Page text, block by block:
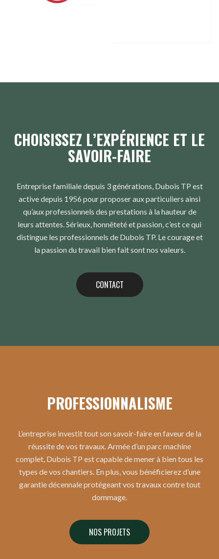
CHOISISSEZ L’EXPÉRIENCE ET LE
SAVOIR-FAIRE
Entreprise familiale depuis 3 générations, Dubois TP est
active depuis 1956 pour proposer aux particuliers ainsi
qu’aux professionnels des prestations à la hauteur de
leurs attentes. Sérieux, honnêteté et passion, c’est ce qui
distingue les professionnels de Dubois TP. Le courage et
la passion du travail bien fait sont nos valeurs.
CONTACT
PROFESSIONNALISME
L’entreprise investit tout son savoir-faire en faveur de la
réussite de vos travaux. Armée d’un parc machine
complet, Dubois TP est capable de mener à bien tous les
types de vos chantiers. En plus, vous bénéficierez d’une
garantie décennale protégeant vos travaux contre tout
dommage.
NOS PROJETS